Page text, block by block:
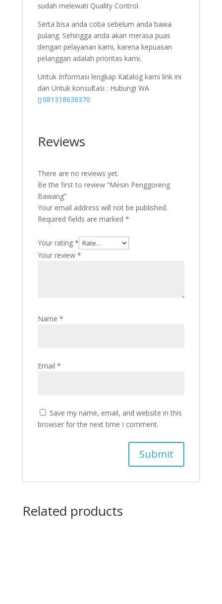
sudah melewati Quality Control.
Serta bisa anda coba sebelum anda bawa
pulang. Sehingga anda akan merasa puas
dengan pelayanan kami, karena kepuasan
pelanggan adalah prioritas kami.
Untuk Informasi lengkap Katalog kami link ini
dan Untuk konsultasi : Hubungi WA
081318638370
Reviews
There are no reviews yet.
Be the first to review “Mesin Penggoreng
Bawang”
Your email address will not be published.
Required fields are marked *
Your rating *
Your review *
Name *
Email *
Save my name, email, and website in this
browser for the next time I comment.
Related products